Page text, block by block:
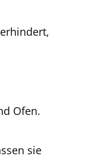
Ofen.
sie